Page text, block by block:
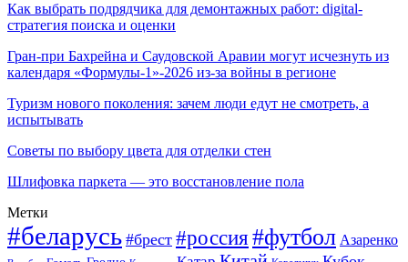
Как выбрать подрядчика для демонтажных работ: digital-
стратегия поиска и оценки
Гран-при Бахрейна и Саудовской Аравии могут исчезнуть из
календаря «Формулы-1»-2026 из-за войны в регионе
Туризм нового поколения: зачем люди едут не смотреть, а
испытывать
Советы по выбору цвета для отделки стен
Шлифовка паркета — это восстановление пола
Метки
#беларусь #брест #россия#футбол Азаренко